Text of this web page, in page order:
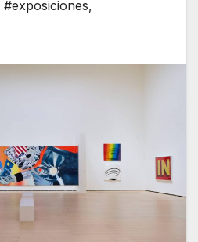
#exposiciones,